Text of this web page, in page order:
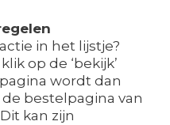
in het lijstje?
op de ‘bekijk’
wordt dan
bestelpagina van
kan zijn